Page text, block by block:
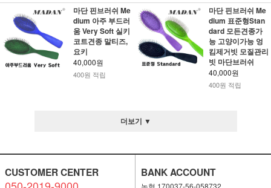
마단 핀브러쉬 Me
dium 아주 부드러
움 Very Soft 실키
코트견종 말티즈,
요키
40,000원
400원 적립
마단 핀브러쉬 Me
dium 표준형Stan
dard 모든견종가
능 고양이가능 엉
킴제거빗 모질관리
빗 마단브러쉬
40,000원
400원 적립
더보기 ▼
CUSTOMER CENTER BANK ACCOUNT
농협 170037-56-058732